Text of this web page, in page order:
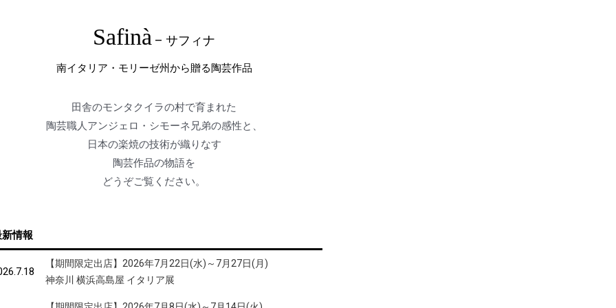
Safinà – サフィナ
南イタリア・モリーゼ州から贈る陶芸作品
田舎のモンタクイラの村で育まれた
陶芸職人アンジェロ・シモーネ兄弟の感性と、
日本の楽焼の技術が織りなす
陶芸作品の物語を
どうぞご覧ください。
情報
【期間限定出店】2026年7月22日(水)～7月27日(月)
神奈川 横浜高島屋 イタリア展